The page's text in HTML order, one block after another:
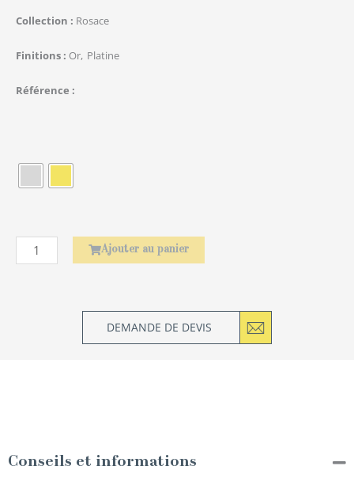
Collection
Rosace
Finitions Or Platine
Référence
Laurier
Ajouter au panier
DEMANDE DE DEVIS
Conseils et informations